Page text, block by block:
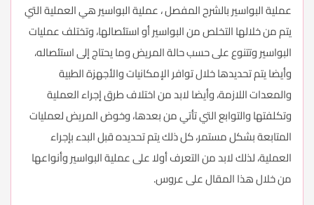
عملية البواسير بالشرح المفصل ، عملية البواسير هي العملية التي
يتم من خلالها التخلص من البواسير أو استئصالها، وتختلف عمليات
البواسير وتتنوع على حسب حالة المريض وما يحتاج إلى استئصاله،
وأيضا يتم تحديدها خلال توافر الإمكانيات والأجهزة الطبية
والمعدات اللازمة، وأيضا لابد من اختلاف طرق إجراء العملية
وتكلفتها والتوابع التي تأتي من بعدها، وخوض المريض لعمليات
المتابعة بشكل مستمر، كل ذلك يتم تحديده قبل البدء بإجراء
العملية، لذلك لابد من التعرف أولا على عملية البواسير وأنواعها
من خلال هذا المقال على عروس.